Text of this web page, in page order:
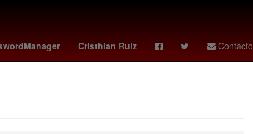
Cristhian Ruiz Contacto
Selección de baloncesto de Estados Unidos Gobierno